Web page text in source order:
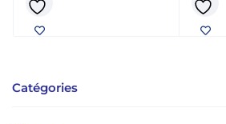
Catégories